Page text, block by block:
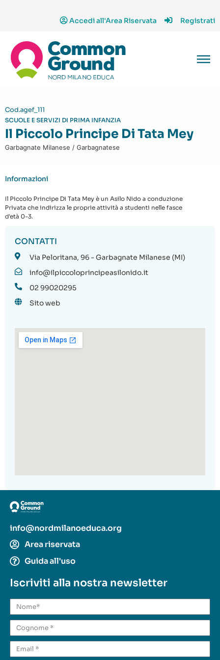
Accedi all'Area Riservata Registrati
Cod.agef_111
SCUOLE E SERVIZI DI PRIMA INFANZIA
Il Piccolo Principe Di Tata Mey
Garbagnate Milanese / Garbagnatese
Informazioni
Il Piccolo Principe Di Tata Mey è un Asilo Nido a conduzione
Privata che indirizza le proprie attività a studenti nelle fasce
d'età 0-3.
CONTATTI
Via Peloritana, 96 - Garbagnate Milanese (MI)
info@ilpiccoloprincipeasilonido.it
02 99020295
Sito web
info@nordmilanoeduca.org
Area riservata
Guida all'uso
Iscriviti alla nostra newsletter